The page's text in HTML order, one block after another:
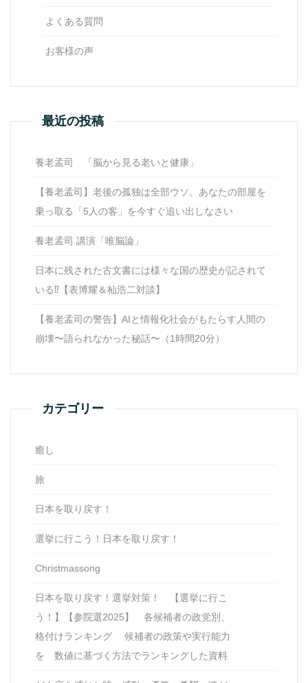
よくある質問
お客様の声
最近の投稿
養老孟司 「脳から見る老いと健康」
【養老孟司】老後の孤独は全部ウソ。あなたの部屋を
乗っ取る「5人の客」を今すぐ追い出しなさい
養老孟司 講演「唯脳論」
日本に残された古文書には様々な国の歴史が記されて
いる⁉【表博耀＆杣浩二対談】
【養老孟司の警告】AIと情報化社会がもたらす人間の
崩壊〜語られなかった秘話〜（1時間20分）
カテゴリー
癒し
旅
日本を取り戻す！
選挙に行こう！日本を取り戻す！
Christmassong
日本を取り戻す！選挙対策！ 【選挙に行こ
う！】【参院選2025】 各候補者の政党別、
格付けランキング 候補者の政策や実行能力
を 数値に基づく方法でランキングした資料